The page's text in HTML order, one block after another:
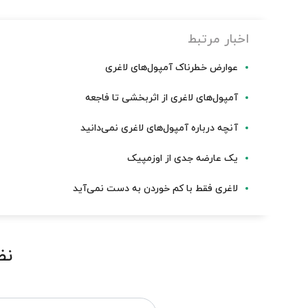
اخبار مرتبط
عوارض خطرناک آمپول‌های لاغری
آمپول‌های لاغری از اثربخشی تا فاجعه
آنچه درباره آمپول‌های لاغری نمی‌دانید
یک عارضه جدی از اوزمپیک
لاغری فقط با کم خوردن به دست نمی‌آید